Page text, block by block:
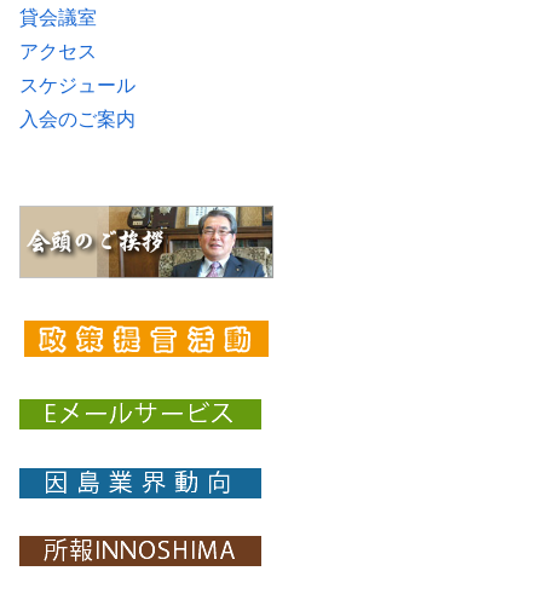
貸会議室
アクセス
スケジュール
入会のご案内